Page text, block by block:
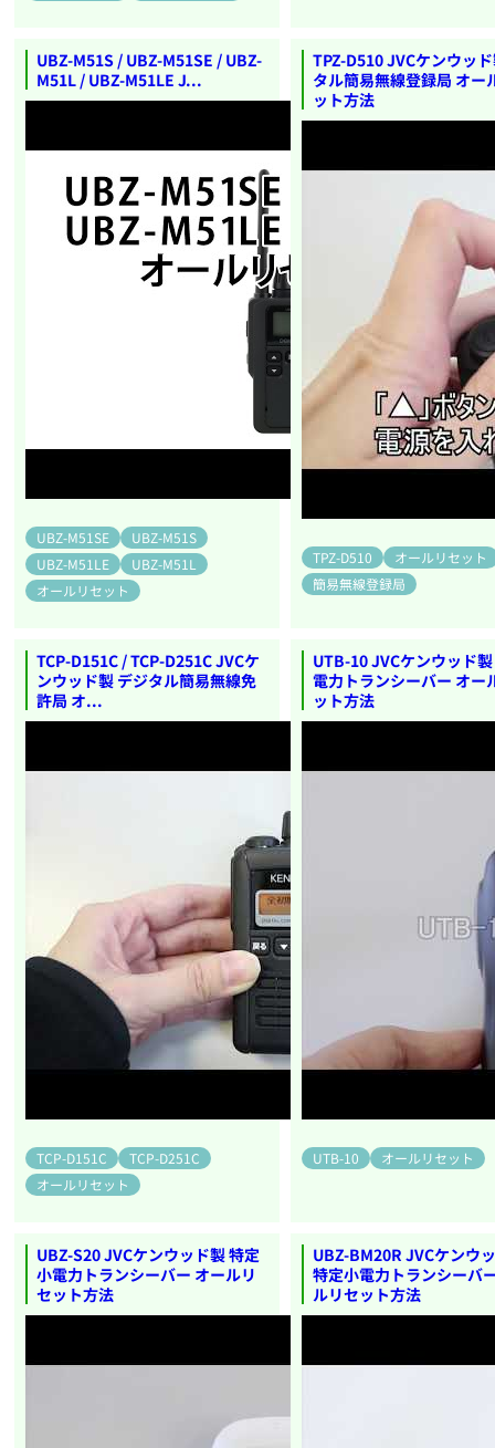
UBZ-M51S / UBZ-M51SE / UBZ-
M51L / UBZ-M51LE J...
UBZ-M51SE
UBZ-M51S
UBZ-M51LE
UBZ-M51L
オールリセット
TPZ-D510 JVCケンウッ
タル簡易無線登録局 オー
ット方法
TPZ-D510
オールリセット
簡易無線登録局
TCP-D151C / TCP-D251C JVCケ
ンウッド製 デジタル簡易無線免
許局 オ...
TCP-D151C
TCP-D251C
オールリセット
UTB-10 JVCケンウッド
電力トランシーバー オー
ット方法
UTB-10 オールリセット
UBZ-S20 JVCケンウッド製 特定
小電力トランシーバー オールリ
セット方法
UBZ-BM20R JVCケンウ
特定小電力トランシーバ
ルリセット方法